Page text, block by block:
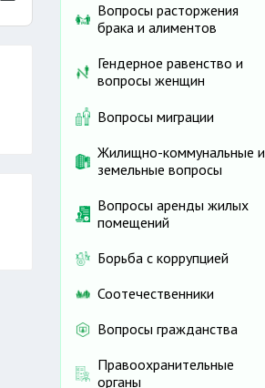
Вопросы расторжения
брака и алиментов
Гендерное равенство и
вопросы женщин
Вопросы миграции
Жилищно-коммунальные и
земельные вопросы
Вопросы аренды жилых
помещений
Борьба с коррупцией
Соотечественники
Вопросы гражданства
Правоохранительные
органы